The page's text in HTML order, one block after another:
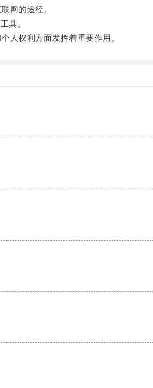
网的途径。
具。
权利方面发挥着重要作用。